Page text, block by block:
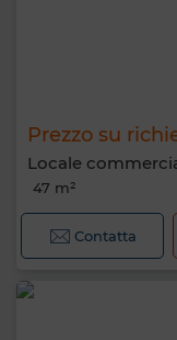
Prezzo su
Locale
47 m²
Contatta